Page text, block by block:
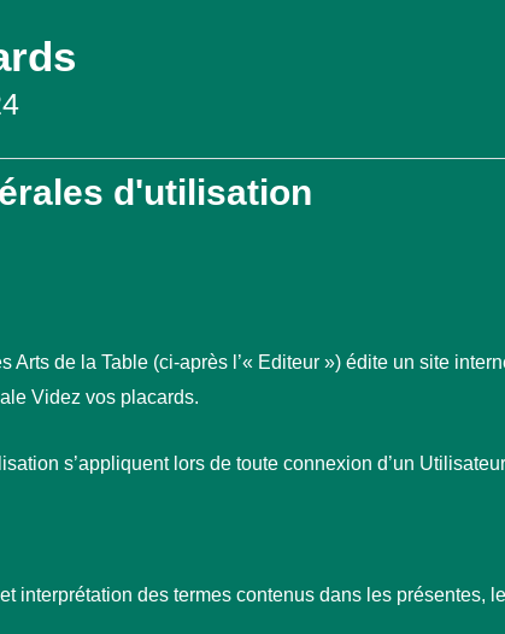
d'utilisation
Arts de la Table (ci-après l’« Editeur ») édite un site
Videz vos placards.
s’appliquent lors de toute connexion d’un
interprétation des termes contenus dans les présentes,